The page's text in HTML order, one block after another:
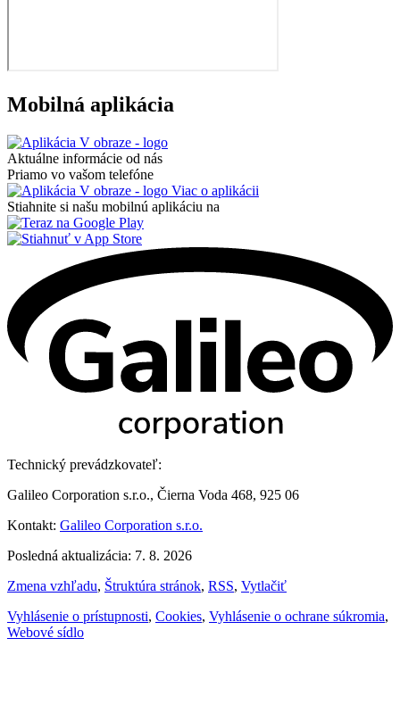
Mobilná aplikácia
Aktuálne informácie od nás
Priamo vo vašom telefóne
Viac o aplikácii
Stiahnite si našu mobilnú aplikáciu na
Technický prevádzkovateľ:
Galileo Corporation s.r.o., Čierna Voda 468, 925 06
Kontakt: Galileo Corporation s.r.o.
Posledná aktualizácia: 7. 8. 2026
Zmena vzhľadu, Štruktúra stránok, RSS, Vytlačiť
Vyhlásenie o prístupnosti, Cookies, Vyhlásenie o ochrane súkromia,
Webové sídlo